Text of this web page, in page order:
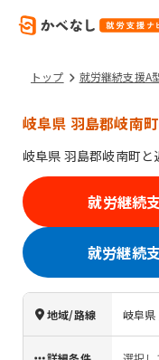
トップ 就労継続支援A
岐阜県 羽島郡岐南町
岐阜県 羽島郡岐南町と
就労継続
就労継続
地域/路線 岐阜